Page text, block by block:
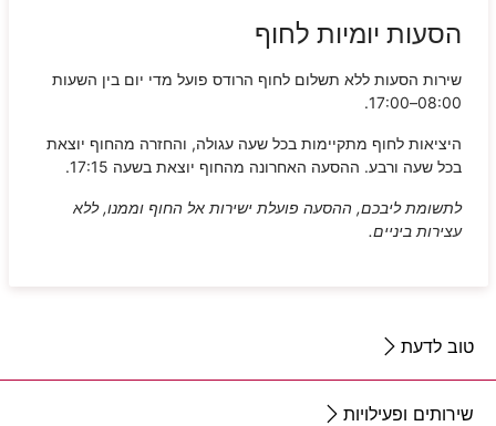
הסעות יומיות לחוף
שירות הסעות ללא תשלום לחוף הרודס פועל מדי יום בין השעות
08:00–17:00.
היציאות לחוף מתקיימות בכל שעה עגולה, והחזרה מהחוף יוצאת
בכל שעה ורבע. ההסעה האחרונה מהחוף יוצאת בשעה 17:15.
לתשומת ליבכם, ההסעה פועלת ישירות אל החוף וממנו, ללא
עצירות ביניים.
טוב לדעת
שירותים ופעילויות